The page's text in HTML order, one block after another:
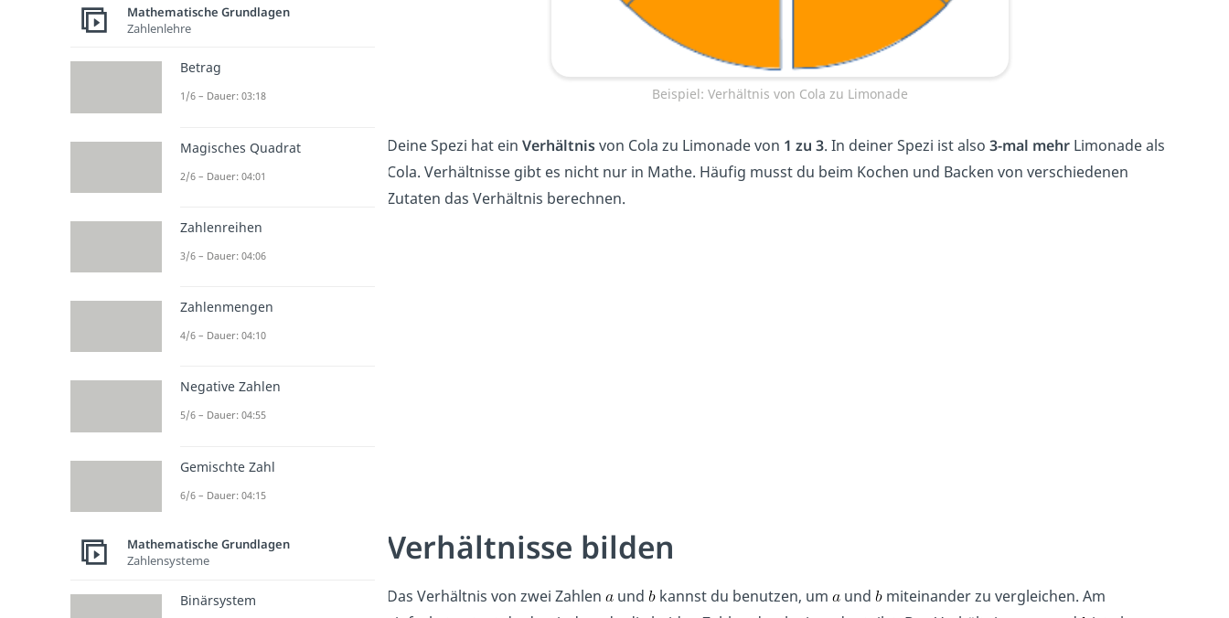
Beispiel: Verhältnis von Cola zu Limonade
Deine Spezi hat ein Verhältnisvon Cola zu Limonade von 1 zu 3. In deiner Spezi ist also 3-mal mehrLimonade als
Cola. Verhältnisse gibt es nicht nur in Mathe. Häufig musst du beim Kochen und Backen von verschiedenen
Zutaten das Verhältnis berechnen.
Verhältnisse bilden
Das Verhältnis von zwei Zahlen und kannst du benutzen, um und miteinander zu vergleichen. Am
Mathematische Grundlagen
Zahlenlehre
Betrag
1/6 – Dauer: 03:18
Magisches Quadrat
2/6 – Dauer: 04:01
Zahlenreihen
3/6 – Dauer: 04:06
Zahlenmengen
4/6 – Dauer: 04:10
Negative Zahlen
5/6 – Dauer: 04:55
Gemischte Zahl
6/6 – Dauer: 04:15
Mathematische Grundlagen
Zahlensysteme
Binärsystem